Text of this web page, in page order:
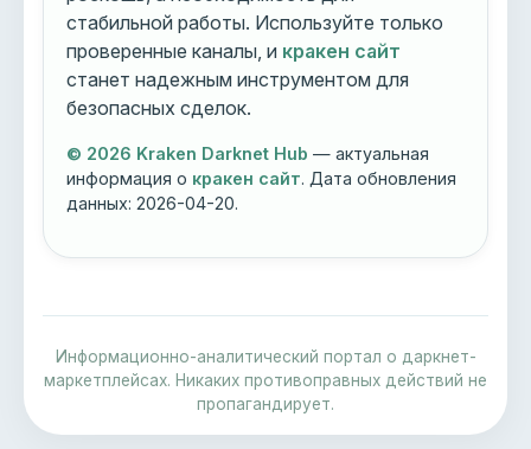
стабильной работы. Используйте только
проверенные каналы, и кракен сайт
станет надежным инструментом для
безопасных сделок.
© 2026 Kraken Darknet Hub — актуальная
информация о кракен сайт. Дата обновления
данных:2026-04-20.
Информационно-аналитический портал о даркнет-
маркетплейсах. Никаких противоправных действий не
пропагандирует.